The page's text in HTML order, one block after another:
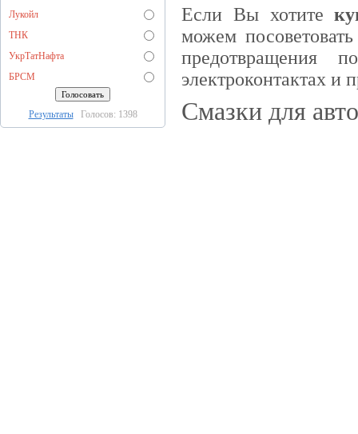
Лукойл
ТНК
УкрТатНафта
БРСМ
РезультатыГолосов: 1398
Если Вы хотите
можем
предотвращения
электроконтактах и
Смазки для